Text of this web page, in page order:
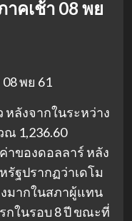
าคเช้า 08 พย
ลังจากในระหว่าง
1,236.60
าของดอลลาร์ หลัง
ฐปรากฏว่าเดโม
มากในสภาผู้แทน
กในรอบ 8 ปี ขณะที่